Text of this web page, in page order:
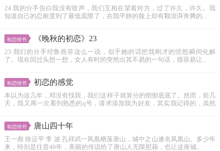
24.我的分手告白我没有吱声，我们互相在望着对方，过了许久，许久。我
知道自己的忍耐度到了最低底限了，在我平静的脸上却有颗澎湃奔腾的...
初恋情书 《晚秋的初恋》23
23.我们的分手经鲁燕菲这么一说，似乎她的话把我刚才的愤怒瞬间化解
了。现在回过头想一想，女人有时的突然出其不易的一句话，很容易让...
初恋情书 初恋的感觉
本以为这几年，邓没有找我，我们这样子就算分的彻彻底底了。然而，前几
天，我又再一次看到熟悉的q号，请求添加我为好友，其实我记得的，虽然
初恋情书 唐山四十年
王一彪 徐运平 李 波 孔祥武一凤凰栖落唐山，城中之山遂名凤凰山。多少年
来，特别是往昔40年，美丽的传说给了唐山人无限慰藉，也让这座城...